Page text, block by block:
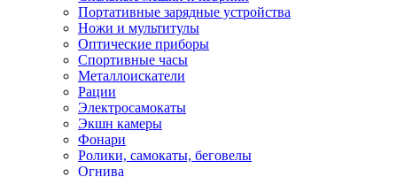
Портативные зарядные устройства
Ножи и мультитулы
Оптические приборы
Спортивные часы
Металлоискатели
Рации
Электросамокаты
Экшн камеры
Фонари
Ролики, самокаты, беговелы
Огнива